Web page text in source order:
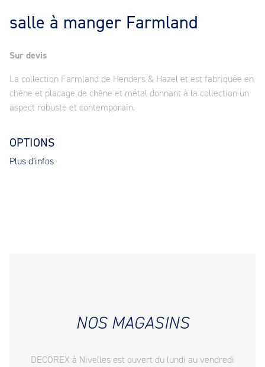
salle à manger Farmland
Sur devis
La collection Farmland de Henders & Hazel et est fabriquée en
chêne et placage de chêne et métal donnant à la collection un
aspect robuste et contemporain.
OPTIONS
Plus d’infos
NOS MAGASINS
DECOREX à Nivelles est ouvert du lundi au vendredi